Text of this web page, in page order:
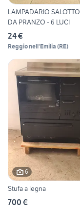
LAMPADARIO
DA PRANZO - 6 LUCI
24 €
Reggio nell'Emilia (RE)
6
Stufa a legna
700 €